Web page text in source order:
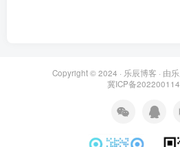
Copyright © 2024 · 乐辰博客 · 由
冀ICP备